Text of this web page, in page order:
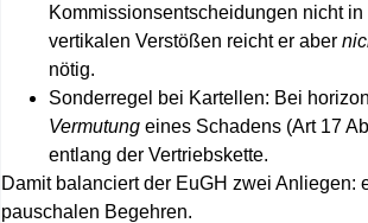
Kommissionsentscheidungen nicht
vertikalen Verstößen reicht er aber
nötig.
Sonderregel bei Kartellen: Bei
Vermutung eines Schadens (Art 17
entlang der Vertriebskette.
Damit balanciert der EuGH zwei Anliegen:
pauschalen Begehren.